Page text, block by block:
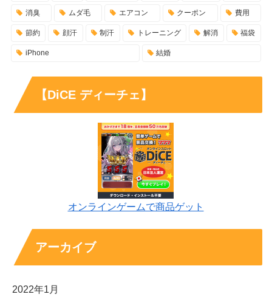
消臭 ムダ毛 エアコン クーポン 費用
節約 顔汗 制汗 トレーニング 解消 福袋
iPhone 結婚
【DiCE ディーチェ】
オンラインゲームで商品ゲット
アーカイブ
2022年1月